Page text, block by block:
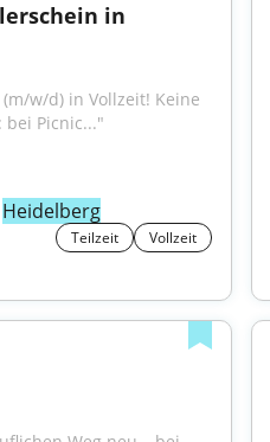
in
(m/w/d) in Vollzeit! Keine
Picnic..."
Heidelberg
Teilzeit Vollzeit